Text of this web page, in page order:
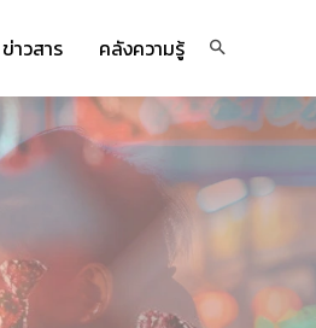
ข่าวสาร คลังความรู้